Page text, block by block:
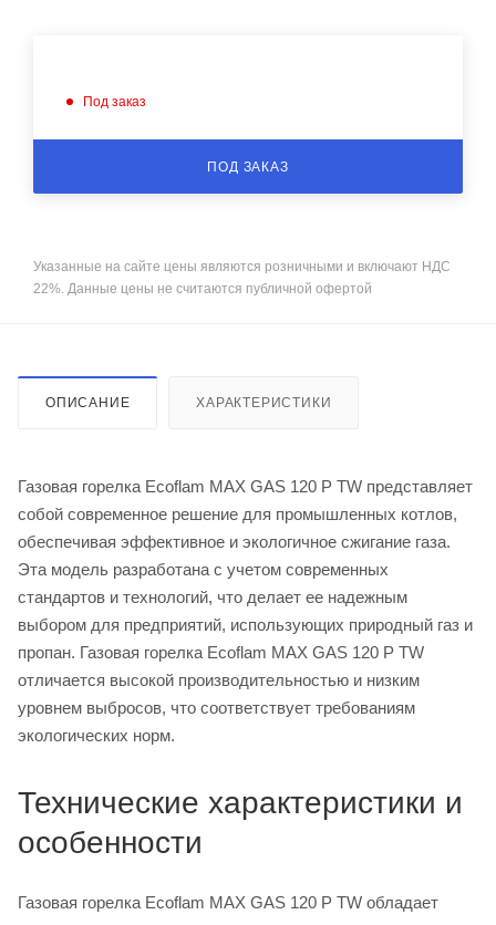
Под заказ
ПОД ЗАКАЗ
Указанные на сайте цены являются розничными и включают НДС
22%. Данные цены не считаются публичной офертой
ОПИСАНИЕ ХАРАКТЕРИСТИКИ
Газовая горелка Ecoflam MAX GAS 120 P TW представляет
собой современное решение для промышленных котлов,
обеспечивая эффективное и экологичное сжигание газа.
Эта модель разработана с учетом современных
стандартов и технологий, что делает ее надежным
выбором для предприятий, использующих природный газ и
пропан. Газовая горелка Ecoflam MAX GAS 120 P TW
отличается высокой производительностью и низким
уровнем выбросов, что соответствует требованиям
экологических норм.
Технические характеристики и
особенности
Газовая горелка Ecoflam MAX GAS 120 P TW обладает